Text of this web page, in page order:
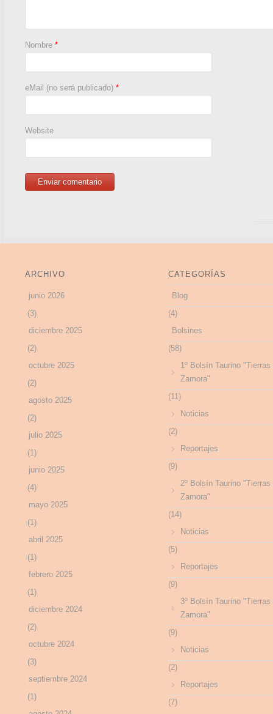
Nombre *
eMail (no será publicado) *
Website
ARCHIVO
junio 2026
(3)
diciembre 2025
(2)
octubre 2025
(2)
agosto 2025
(2)
julio 2025
(1)
junio 2025
(4)
mayo 2025
(1)
abril 2025
(1)
febrero 2025
(1)
diciembre 2024
(2)
octubre 2024
(3)
septiembre 2024
(1)
CATEGORÍAS
Blog
(4)
Bolsines
(58)
1º Bolsín Taurino "Tierras
Zamora"
(11)
Noticias
(2)
Reportajes
(9)
2º Bolsín Taurino "Tierras
Zamora"
(14)
Noticias
(5)
Reportajes
(9)
3º Bolsín Taurino "Tierras
Zamora"
(9)
Noticias
(2)
Reportajes
(7)